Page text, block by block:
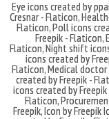
Eye icons created by
Cresnar - Flaticon,
Flaticon,Poll icons
Freepik - Flaticon,
Flaticon,Night shift
icons created by
Flaticon,Medical doctor
created by Freepik -
icons created by
Flaticon,
Freepik,Icon by Freepik